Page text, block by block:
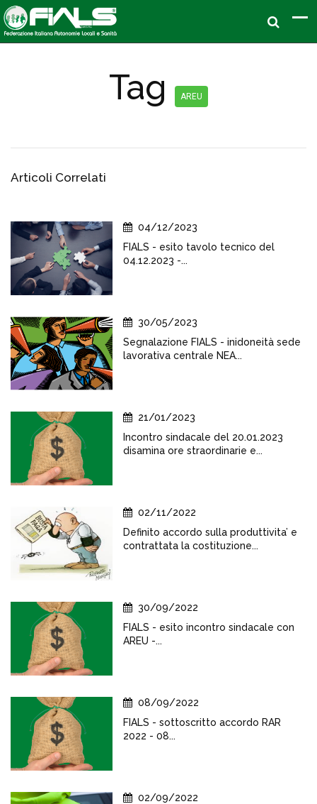
Tag AREU
Articoli Correlati
04/12/2023
FIALS - esito tavolo tecnico del
04.12.2023 -...
30/05/2023
Segnalazione FIALS - inidoneità sede
lavorativa centrale NEA...
21/01/2023
Incontro sindacale del 20.01.2023
disamina ore straordinarie e...
02/11/2022
Definito accordo sulla produttivita’ e
contrattata la costituzione...
30/09/2022
FIALS - esito incontro sindacale con
AREU -...
08/09/2022
FIALS - sottoscritto accordo RAR
2022 - 08...
02/09/2022